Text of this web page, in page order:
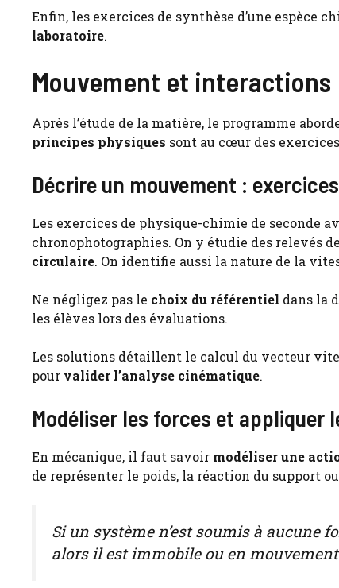
Enfin, les exercices de synthèse d’une espèce
laboratoire.
Mouvement et interactions
Après l’étude de la matière, le programme
principes physiques sont au cœur des
Décrire un mouvement :
Les exercices de physique-chimie de seconde
chronophotographies. On y étudie des relevés
circulaire. On identifie aussi la nature de la
Ne négligez pas le choix du référentiel dans la
les élèves lors des évaluations.
Les solutions détaillent le calcul du vecteur
pour valider l’analyse cinématique.
Modéliser les forces et appliquer
En mécanique, il faut savoir modéliser une
de représenter le poids, la réaction du support
Si un système n’est soumis à aucune
alors il est immobile ou en